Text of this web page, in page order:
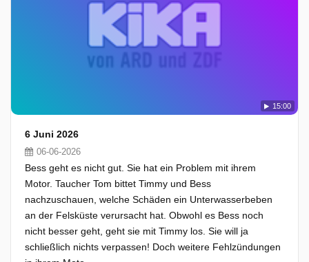
15:00
6 Juni 2026
06-06-2026
Bess geht es nicht gut. Sie hat ein Problem mit ihrem
Motor. Taucher Tom bittet Timmy und Bess
nachzuschauen, welche Schäden ein Unterwasserbeben
an der Felsküste verursacht hat. Obwohl es Bess noch
nicht besser geht, geht sie mit Timmy los. Sie will ja
schließlich nichts verpassen! Doch weitere Fehlzündungen